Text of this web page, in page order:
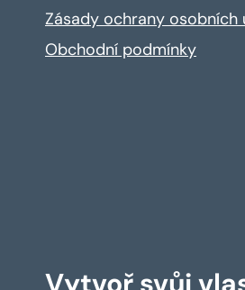
Zásady ochrany osobních
Obchodní podmínky